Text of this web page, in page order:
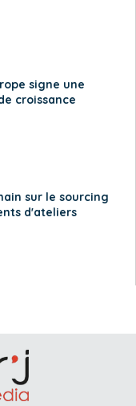
signe une
croissance
sur le sourcing
d'ateliers